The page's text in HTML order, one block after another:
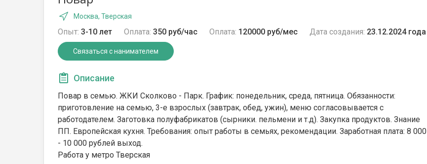
Москва, Тверская
Опыт: 3-10 лет Оплата: 350 руб/час Оплата: 120000 руб/мес Дата создания: 23.12.2024 года
Связаться с нанимателем
Описание
Повар в семью. ЖКИ Сколково - Парк. График: понедельник, среда, пятница. Обязанности:
приготовление на семью, 3-е взрослых (завтрак, обед, ужин), меню согласовывается с
работодателем. Заготовка полуфабрикатов (сырники. пельмени и т.д). Закупка продуктов. Знание
ПП. Европейская кухня. Требования: опыт работы в семьях, рекомендации. Заработная плата: 8 000
- 10 000 рублей выход.
Работа у метро Тверская